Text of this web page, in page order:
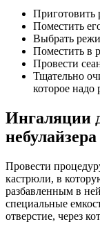
Приготовить
Поместить
Выбрать
Поместить в
Провести
Тщательно
которое надо
Ингаляции
небулайзера
Провести
кастрюли, в
разбавленным в
специальные
отверстие, через